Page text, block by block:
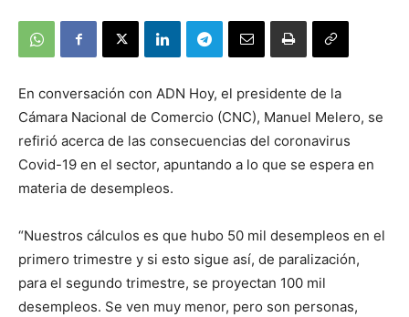
En conversación con ADN Hoy, el presidente de la
Cámara Nacional de Comercio (CNC), Manuel Melero, se
refirió acerca de las consecuencias del coronavirus
Covid-19 en el sector, apuntando a lo que se espera en
materia de desempleos.
“Nuestros cálculos es que hubo 50 mil desempleos en el
primero trimestre y si esto sigue así, de paralización,
para el segundo trimestre, se proyectan 100 mil
desempleos. Se ven muy menor, pero son personas,